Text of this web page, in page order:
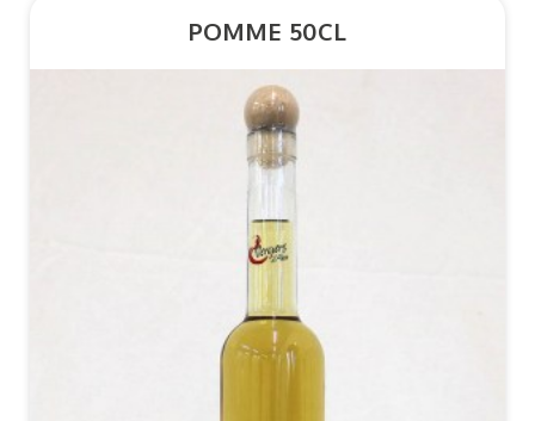
POMME 50CL